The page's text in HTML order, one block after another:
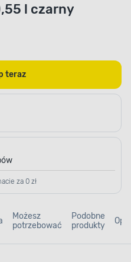
l czarny
Kup teraz
za 0 zł
Możesz
potrzebować
Podobne
produkty